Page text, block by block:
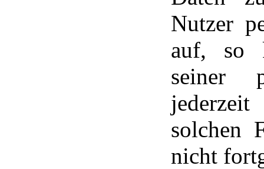
Nutzer
auf, so
seiner
solchen
nicht